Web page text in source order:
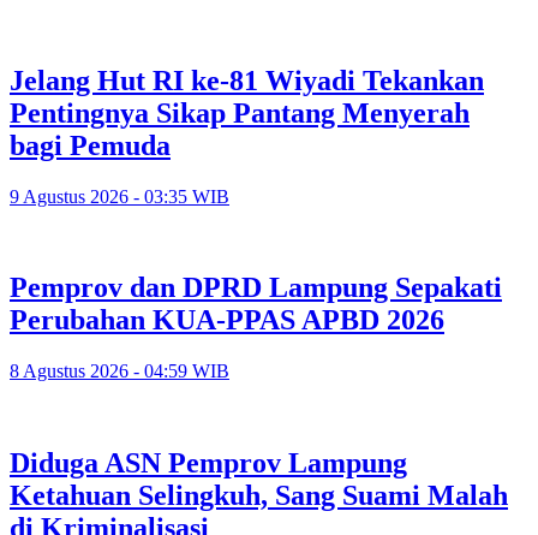
Jelang Hut RI ke-81 Wiyadi Tekankan
Pentingnya Sikap Pantang Menyerah
bagi Pemuda
9 Agustus 2026 - 03:35 WIB
Pemprov dan DPRD Lampung Sepakati
Perubahan KUA-PPAS APBD 2026
8 Agustus 2026 - 04:59 WIB
Diduga ASN Pemprov Lampung
Ketahuan Selingkuh, Sang Suami Malah
di Kriminalisasi